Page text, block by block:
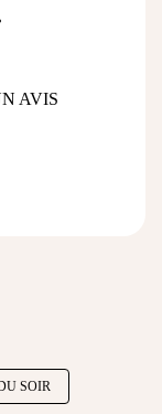
AVIS
SOIR